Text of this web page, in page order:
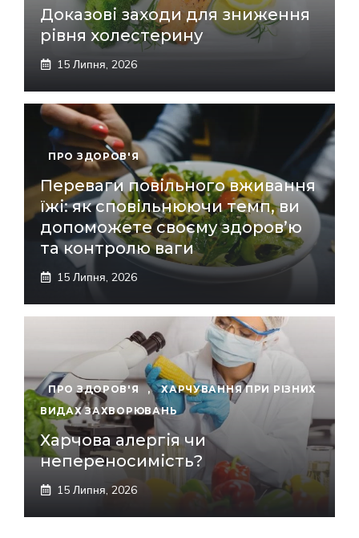
Доказові заходи для зниження
рівня холестерину
15 Липня, 2026
ПРО ЗДОРОВ'Я
Переваги повільного вживання
їжі: як сповільнюючи темп, ви
допоможете своєму здоров’ю
та контролю ваги
15 Липня, 2026
ПРО ЗДОРОВ'Я ,
ХАРЧУВАННЯ ПРИ РІЗНИХ
ВИДАХ ЗАХВОРЮВАНЬ
Харчова алергія чи
непереносимість?
15 Липня, 2026